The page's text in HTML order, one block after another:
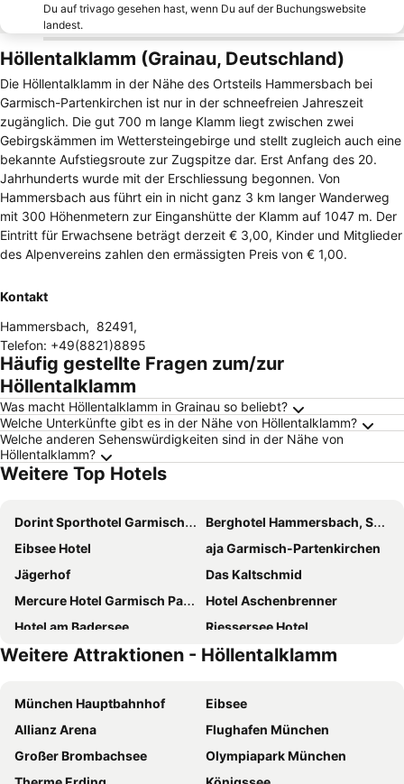
Du auf trivago gesehen hast, wenn Du auf der Buchungswebsite
landest.
Höllentalklamm (Grainau, Deutschland)
Die Höllentalklamm in der Nähe des Ortsteils Hammersbach bei
Garmisch-Partenkirchen ist nur in der schneefreien Jahreszeit
zugänglich. Die gut 700 m lange Klamm liegt zwischen zwei
Gebirgskämmen im Wettersteingebirge und stellt zugleich auch eine
bekannte Aufstiegsroute zur Zugspitze dar. Erst Anfang des 20.
Jahrhunderts wurde mit der Erschliessung begonnen. Von
Hammersbach aus führt ein in nicht ganz 3 km langer Wanderweg
mit 300 Höhenmetern zur Einganshütte der Klamm auf 1047 m. Der
Eintritt für Erwachsene beträgt derzeit € 3,00, Kinder und Mitglieder
des Alpenvereins zahlen den ermässigten Preis von € 1,00.
Kontakt
Hammersbach, 82491,
Telefon: +49(8821)8895
Häufig gestellte Fragen zum/zur
Höllentalklamm
Was macht Höllentalklamm in Grainau so beliebt?
Welche Unterkünfte gibt es in der Nähe von Höllentalklamm?
Welche anderen Sehenswürdigkeiten sind in der Nähe von
Höllentalklamm?
Weitere Top Hotels
Dorint Sporthotel Garmisch-Partenkirchen
Berghotel Hammersbach, Sure Hotel Collection by Best Western
Eibsee Hotel
aja Garmisch-Partenkirchen
Jägerhof
Das Kaltschmid
Mercure Hotel Garmisch Partenkirchen
Hotel Aschenbrenner
Hotel am Badersee
Riessersee Hotel
Obermühle 4*S Boutique Resort
Krumers Alpin - Your Mountain Oasis
HYPERION Hotel Garmisch-Partenkirchen
Hotel Staudacherhof
Hotel Königshof
Alpenpark Resort Superior
Hotel Bergland
Hotel Zugspitze
Weitere Attraktionen - Höllentalklamm
München Hauptbahnhof
Eibsee
Allianz Arena
Flughafen München
Großer Brombachsee
Olympiapark München